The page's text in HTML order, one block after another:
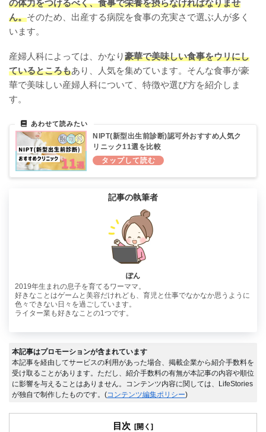
の体力をつけるべく、食事で栄養を摂らなければなりませ
ん。そのため、出産する病院を食事の充実さで選ぶ人が多く
います。
産婦人科によっては、かなり豪華で美味しい食事をウリにし
ているところもあり、人気を集めています。そんな食事が豪
華で美味しい産婦人科について、特徴や選び方を紹介しま
す。
NIPT(新型出生前診断)認可外おすすめ人気ク
リニック11選を比較
記事の執筆者
ぽん
2019年生まれの息子を育てるワーママ。
好きなことはゲームと美容だけれども、育児と仕事でなかなか思うように
色々できない日々を過ごしています。
ライター業も好きなことの1つです。
本記事はプロモーションが含まれています
本記事を経由してサービスの利用があった場合、掲載企業から紹介手数料を
受け取ることがあります。ただし、紹介手数料の有無が本記事の内容や順位
に影響を与えることはありません。コンテンツ内容に関しては、LifeStories
が独自で制作したものです。(コンテンツ編集ポリシー)
目次